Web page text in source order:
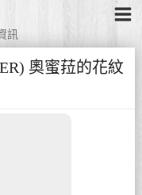
訊
奧蜜菈的花紋